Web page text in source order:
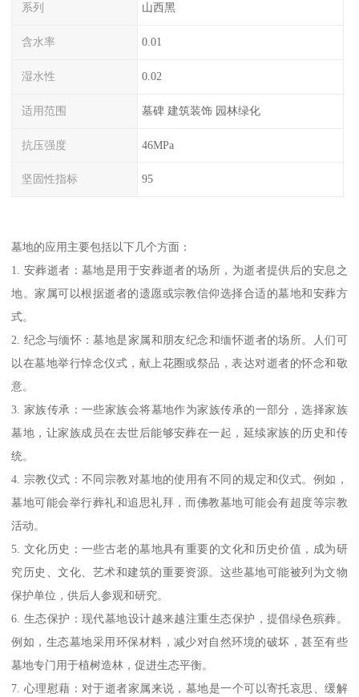
系列 山西黑
含水率 0.01
湿水性 0.02
适用范围 墓碑 建筑装饰 园林绿化
抗压强度 46MPa
坚固性指标 95
墓地的应用主要包括以下几个方面：
1. 安葬逝者：墓地是用于安葬逝者的场所，为逝者提供后的安息之
地。家属可以根据逝者的遗愿或宗教信仰选择合适的墓地和安葬方
式。
2. 纪念与缅怀：墓地是家属和朋友纪念和缅怀逝者的场所。人们可
以在墓地举行悼念仪式，献上花圈或祭品，表达对逝者的怀念和敬
意。
3. 家族传承：一些家族会将墓地作为家族传承的一部分，选择家族
墓地，让家族成员在去世后能够安葬在一起，延续家族的历史和传
统。
4. 宗教仪式：不同宗教对墓地的使用有不同的规定和仪式。例如，
墓地可能会举行葬礼和追思礼拜，而佛教墓地可能会有超度等宗教
活动。
5. 文化历史：一些古老的墓地具有重要的文化和历史价值，成为研
究历史、文化、艺术和建筑的重要资源。这些墓地可能被列为文物
保护单位，供后人参观和研究。
6. 生态保护：现代墓地设计越来越注重生态保护，提倡绿色殡葬。
例如，生态墓地采用环保材料，减少对自然环境的破坏，甚至有些
墓地专门用于植树造林，促进生态平衡。
7. 心理慰藉：对于逝者家属来说，墓地是一个可以寄托哀思、缓解